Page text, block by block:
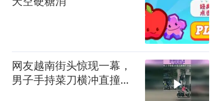
网友越南街头惊现一幕，
男子手持菜刀横冲直撞，